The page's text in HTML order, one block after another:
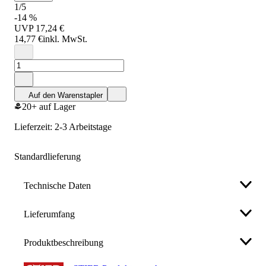
1/5
-14 %
UVP 17,24 €
14,77 €inkl. MwSt.
Auf den Warenstapler
20+ auf Lager
Lieferzeit: 2-3 Arbeitstage
Standardlieferung
Technische Daten
Maße (L x B x H)
Lieferumfang
• STIER Weichschaumauflage (leer).
Produktbeschreibung